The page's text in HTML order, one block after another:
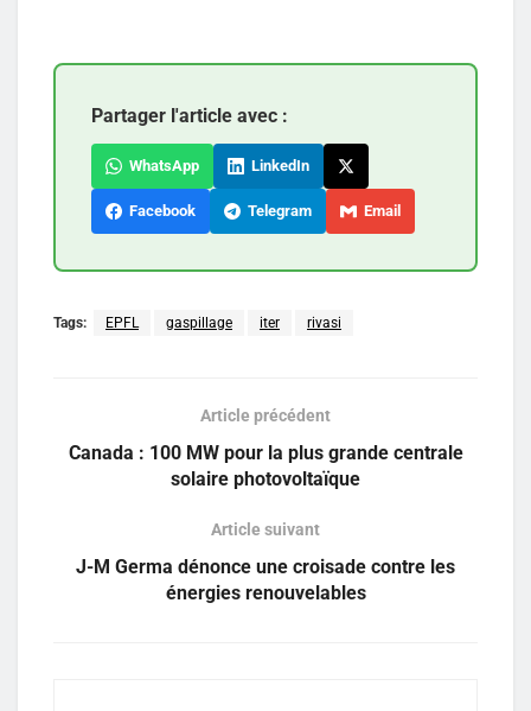
Partager l'article avec :
WhatsApp LinkedIn
Facebook Telegram Email
Tags: EPFL gaspillage iter rivasi
Article précédent
Canada : 100 MW pour la plus grande centrale
solaire photovoltaïque
Article suivant
J-M Germa dénonce une croisade contre les
énergies renouvelables